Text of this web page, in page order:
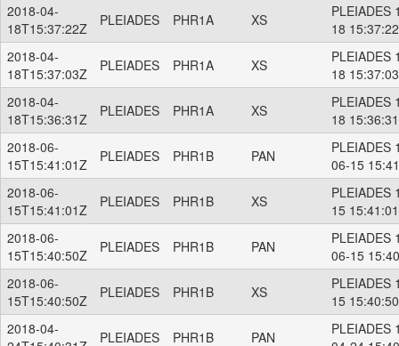
2018-04-
18T15:37:22Z
PLEIADES PHR1A XS
PLEIADES
18
2018-04-
18T15:37:03Z
PLEIADES PHR1A XS
PLEIADES
18
2018-04-
18T15:36:31Z
PLEIADES PHR1A XS
PLEIADES
18
2018-06-
15T15:41:01Z
PLEIADES PHR1B PAN
PLEIADES
06-15
2018-06-
15T15:41:01Z
PLEIADES PHR1B XS
PLEIADES
15
2018-06-
15T15:40:50Z
PLEIADES PHR1B PAN
PLEIADES
06-15
2018-06-
15T15:40:50Z
PLEIADES PHR1B XS
PLEIADES
15
2018-04-
PLEIADES PHR1B PAN
PLEIADES